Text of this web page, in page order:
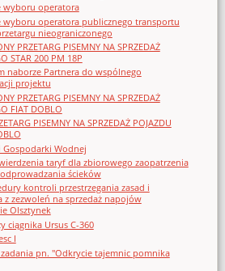
wyboru operatora
wyboru operatora publicznego transportu
nieograniczonego
PRZETARG PISEMNY NA SPRZEDAŻ
STAR 200 PM 18P
naborze Partnera do wspólnego
projektu
PRZETARG PISEMNY NA SPRZEDAŻ
FIAT DOBLO
PISEMNY NA SPRZEDAŻ POJAZDU
Wodnej
taryf dla zbiorowego zaopatrzenia
ścieków
kontroli przestrzegania zasad i
zezwoleń na sprzedaż napojów
Olsztynek
ciągnika Ursus C-360
I
zadania pn. "Odkrycie tajemnic pomnika